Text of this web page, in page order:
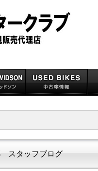
スタッフブログ